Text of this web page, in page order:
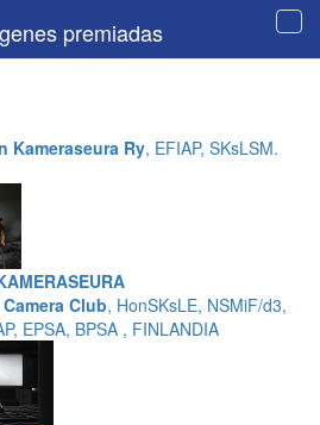
premiadas
Kameraseura Ry, EFIAP, SKsLSM.
Club, HonSKsLE, NSMiF/d3,
EPSA, BPSA , FINLANDIA